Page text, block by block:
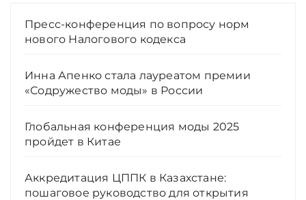
Пресс-конференция по вопросу норм
нового Налогового кодекса
Инна Апенко стала лауреатом премии
«Содружество моды» в России
Глобальная конференция моды 2025
пройдет в Китае
Аккредитация ЦППК в Казахстане:
пошаговое руководство для открытия